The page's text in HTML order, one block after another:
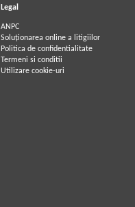
Legal
ANPC
Soluționarea online a litigiilor
Politica de confidentialitate
Termeni si conditii
Utilizare cookie-uri